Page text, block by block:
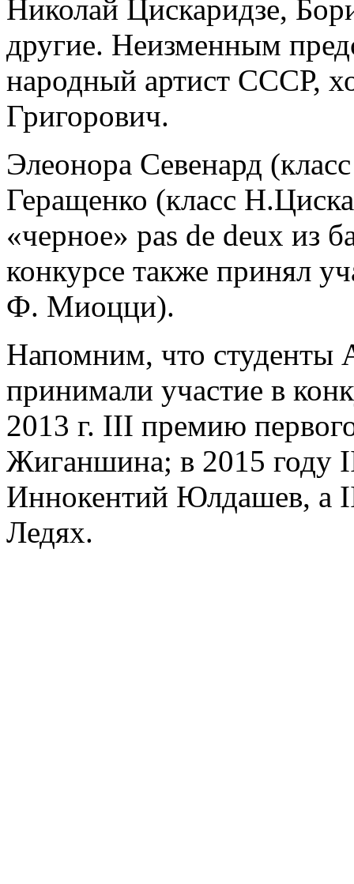
Николай Цискаридзе,
другие. Неизменным
народный артист СССР,
Григорович.
Элеонора Севенард
Геращенко (класс
«черное» pas de deux из
конкурсе также принял
Ф. Миоцци).
Напомним, что студенты
принимали участие в
2013 г. III премию
Жиганшина; в 2015 году
Иннокентий Юлдашев, а
Ледях.